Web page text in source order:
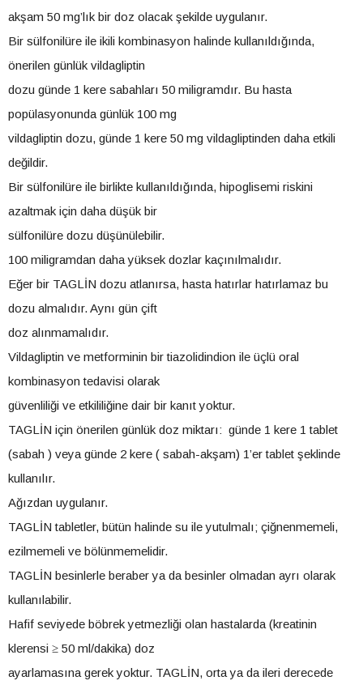
akşam 50 mg’lık bir doz olacak şekilde uygulanır.
Bir sülfonilüre ile ikili kombinasyon halinde kullanıldığında,
önerilen günlük vildagliptin
dozu günde 1 kere sabahları 50 miligramdır. Bu hasta
popülasyonunda günlük 100 mg
vildagliptin dozu, günde 1 kere 50 mg vildagliptinden daha etkili
değildir.
Bir sülfonilüre ile birlikte kullanıldığında, hipoglisemi riskini
azaltmak için daha düşük bir
sülfonilüre dozu düşünülebilir.
100 miligramdan daha yüksek dozlar kaçınılmalıdır.
Eğer bir TAGLİN dozu atlanırsa, hasta hatırlar hatırlamaz bu
dozu almalıdır. Aynı gün çift
doz alınmamalıdır.
Vildagliptin ve metforminin bir tiazolidindion ile üçlü oral
kombinasyon tedavisi olarak
güvenliliği ve etkililiğine dair bir kanıt yoktur.
TAGLİN için önerilen günlük doz miktarı: günde 1 kere 1 tablet
(sabah ) veya günde 2 kere ( sabah-akşam) 1’er tablet şeklinde
kullanılır.
Ağızdan uygulanır.
TAGLİN tabletler, bütün halinde su ile yutulmalı; çiğnenmemeli,
ezilmemeli ve bölünmemelidir.
TAGLİN besinlerle beraber ya da besinler olmadan ayrı olarak
kullanılabilir.
Hafif seviyede böbrek yetmezliği olan hastalarda (kreatinin
klerensi ≥ 50 ml/dakika) doz
ayarlamasına gerek yoktur. TAGLİN, orta ya da ileri derecede